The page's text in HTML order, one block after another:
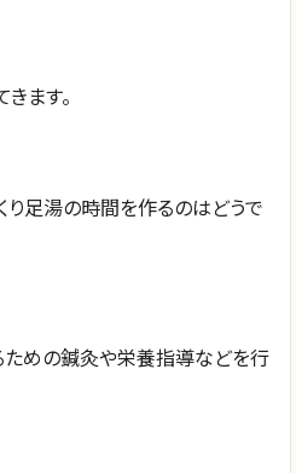
ます。
り足湯の時間を作るのはどうで
めの鍼灸や栄養指導などを行